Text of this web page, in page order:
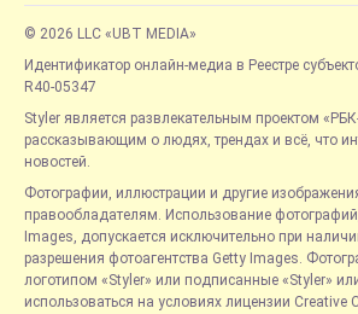
© 2026 LLC «UBT MEDIA»
Идентификатор онлайн-медиа в Реестре
R40-05347
Styler является развлекательным проектом
рассказывающим о людях, трендах и всё, что
новостей.
Фотографии, иллюстрации и другие
правообладателям. Использование
Images, допускается исключительно при
разрешения фотоагентства Getty Images.
логотипом «Styler» или подписанные «Styler»
использоваться на условиях лицензии